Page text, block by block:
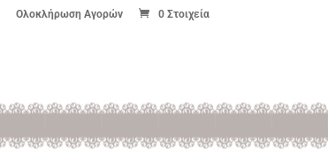
Ολοκλήρωση Αγορών 0 Στοιχεία